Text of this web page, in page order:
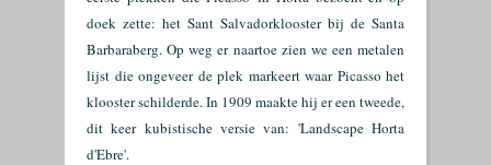
doek zette: het Sant Salvadorklooster bij de Santa
Barbaraberg. Op weg er naartoe zien we een metalen
lijst die ongeveer de plek markeert waar Picasso het
klooster schilderde. In 1909 maakte hij er een tweede,
dit keer kubistische versie van: 'Landscape Horta
d'Ebre'.